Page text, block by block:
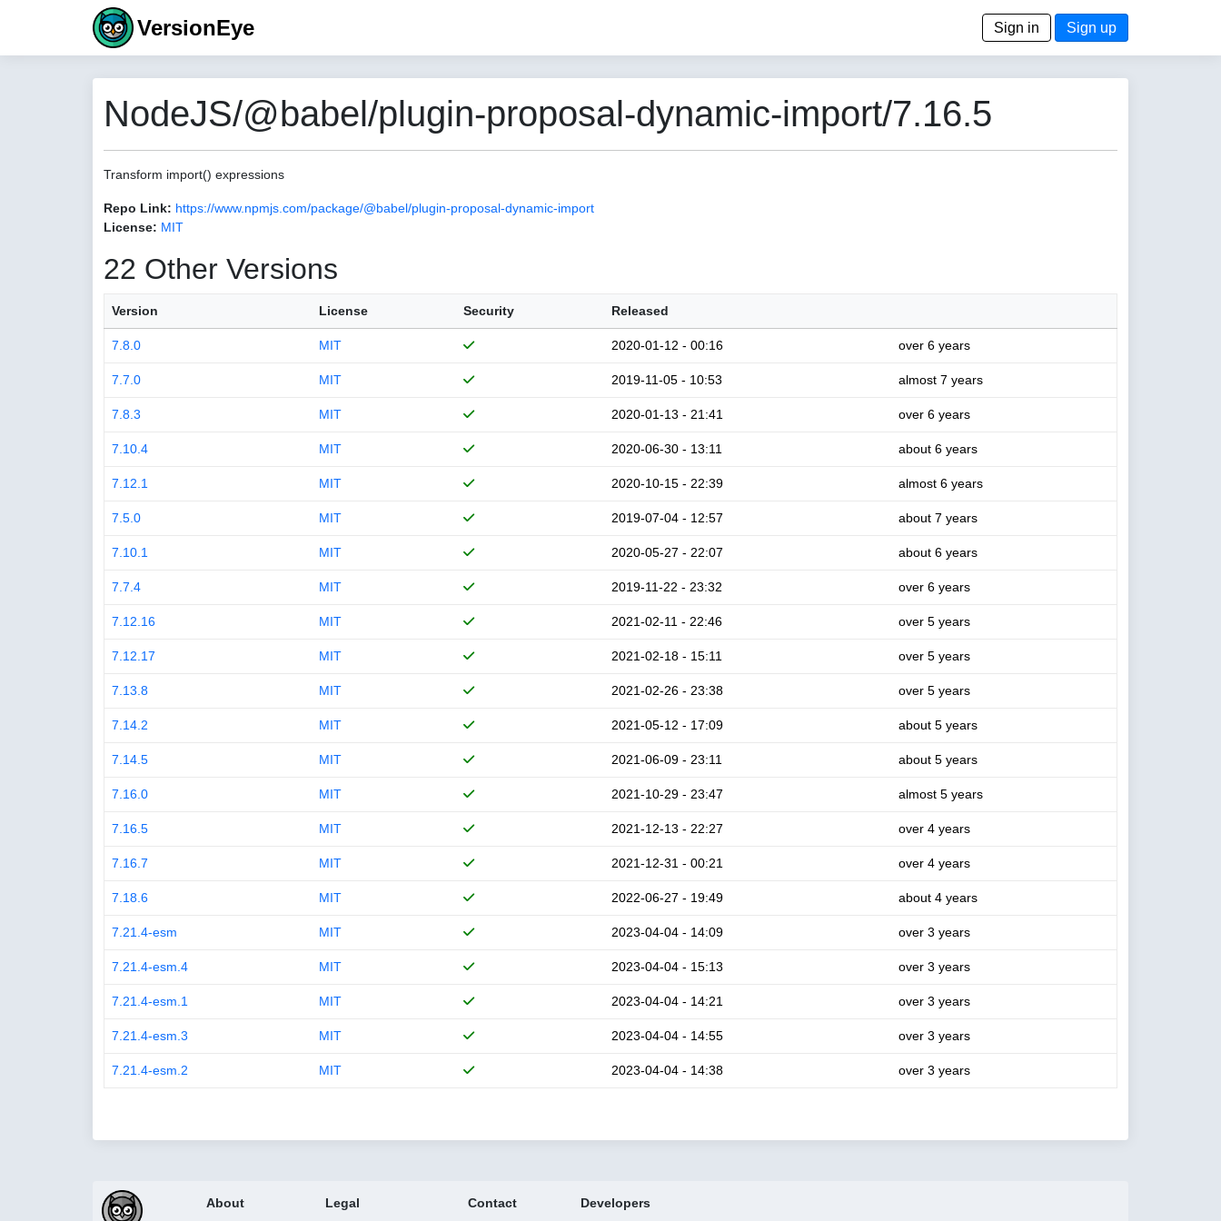
VersionEye Sign in Sign up
NodeJS/@babel/plugin-proposal-dynamic-import/7.16.5
Transform import() expressions
Repo Link: https://www.npmjs.com/package/@babel/plugin-proposal-dynamic-import
License: MIT
22 Other Versions
Version License Security Released
7.8.0 MIT 2020-01-12 - 00:16 over 6 years
7.7.0 MIT 2019-11-05 - 10:53 almost 7 years
7.8.3 MIT 2020-01-13 - 21:41 over 6 years
7.10.4 MIT 2020-06-30 - 13:11 about 6 years
7.12.1 MIT 2020-10-15 - 22:39 almost 6 years
7.5.0 MIT 2019-07-04 - 12:57 about 7 years
7.10.1 MIT 2020-05-27 - 22:07 about 6 years
7.7.4 MIT 2019-11-22 - 23:32 over 6 years
7.12.16 MIT 2021-02-11 - 22:46 over 5 years
7.12.17 MIT 2021-02-18 - 15:11 over 5 years
7.13.8 MIT 2021-02-26 - 23:38 over 5 years
7.14.2 MIT 2021-05-12 - 17:09 about 5 years
7.14.5 MIT 2021-06-09 - 23:11 about 5 years
7.16.0 MIT 2021-10-29 - 23:47 almost 5 years
7.16.5 MIT 2021-12-13 - 22:27 over 4 years
7.16.7 MIT 2021-12-31 - 00:21 over 4 years
7.18.6 MIT 2022-06-27 - 19:49 about 4 years
7.21.4-esm MIT 2023-04-04 - 14:09 over 3 years
7.21.4-esm.4 MIT 2023-04-04 - 15:13 over 3 years
7.21.4-esm.1 MIT 2023-04-04 - 14:21 over 3 years
7.21.4-esm.3 MIT 2023-04-04 - 14:55 over 3 years
7.21.4-esm.2 MIT 2023-04-04 - 14:38 over 3 years
About Legal Contact Developers